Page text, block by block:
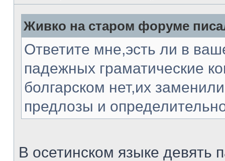
Живко на старом форуме
Ответите мне,эсть ли в
падежных граматические
болгарском нет,их
предлозы и
В осетинском языке девять